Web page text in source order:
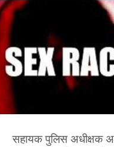
सहायक पुलिस अधीक्षक